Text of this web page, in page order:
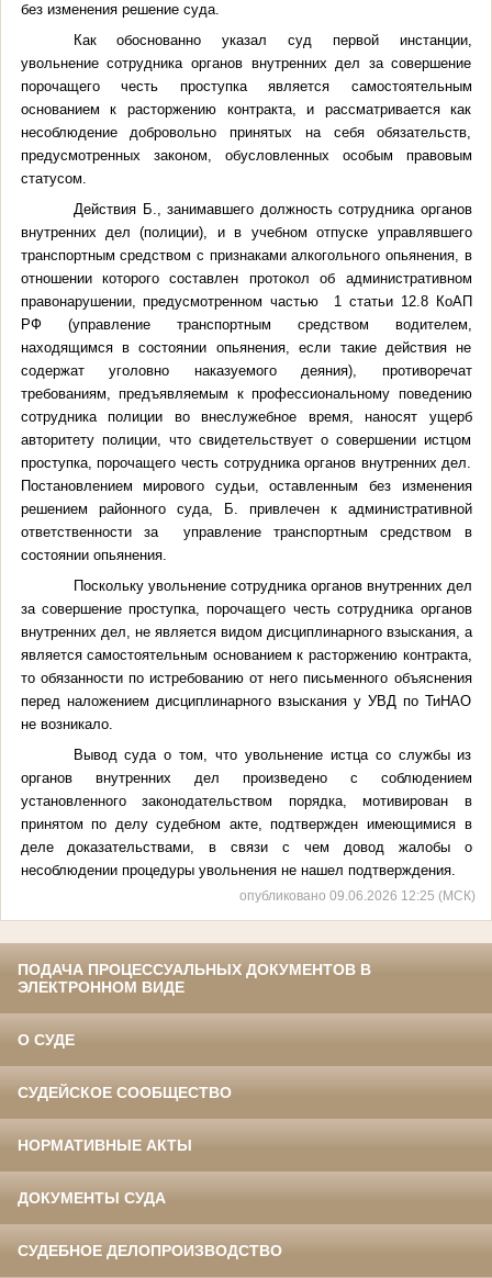
без изменения решение суда.
Как обоснованно указал суд первой инстанции,
увольнение сотрудника органов внутренних дел за совершение
порочащего честь проступка является самостоятельным
основанием к расторжению контракта, и рассматривается как
несоблюдение добровольно принятых на себя обязательств,
предусмотренных законом, обусловленных особым правовым
статусом.
Действия Б., занимавшего должность сотрудника органов
внутренних дел (полиции), и в учебном отпуске управлявшего
транспортным средством с признаками алкогольного опьянения, в
отношении которого составлен протокол об административном
правонарушении, предусмотренном частью 1 статьи 12.8 КоАП
РФ (управление транспортным средством водителем,
находящимся в состоянии опьянения, если такие действия не
содержат уголовно наказуемого деяния), противоречат
требованиям, предъявляемым к профессиональному поведению
сотрудника полиции во внеслужебное время, наносят ущерб
авторитету полиции, что свидетельствует о совершении истцом
проступка, порочащего честь сотрудника органов внутренних дел.
Постановлением мирового судьи, оставленным без изменения
решением районного суда, Б. привлечен к административной
ответственности за
управление транспортным средством в
состоянии опьянения.
Поскольку увольнение сотрудника органов внутренних дел
за совершение проступка, порочащего честь сотрудника органов
внутренних дел, не является видом дисциплинарного взыскания, а
является самостоятельным основанием к расторжению контракта,
то обязанности по истребованию от него письменного объяснения
перед наложением дисциплинарного взыскания у УВД по ТиНАО
не возникало.
Вывод суда о том, что увольнение истца со службы из
органов внутренних дел произведено с соблюдением
установленного законодательством порядка, мотивирован в
принятом по делу судебном акте, подтвержден имеющимися в
деле доказательствами, в связи с чем довод жалобы о
несоблюдении процедуры увольнения не нашел подтверждения.
опубликовано 09.06.2026 12:25 (МСК)
ПОДАЧА ПРОЦЕССУАЛЬНЫХ ДОКУМЕНТОВ В
ЭЛЕКТРОННОМ ВИДЕ
О СУДЕ
СУДЕЙСКОЕ СООБЩЕСТВО
НОРМАТИВНЫЕ АКТЫ
ДОКУМЕНТЫ СУДА
СУДЕБНОЕ ДЕЛОПРОИЗВОДСТВО